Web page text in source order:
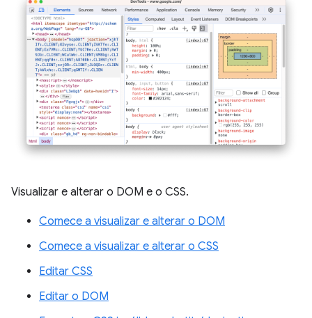
Visualizar e alterar o DOM e o CSS.
Comece a visualizar e alterar o DOM
Comece a visualizar e alterar o CSS
Editar CSS
Editar o DOM